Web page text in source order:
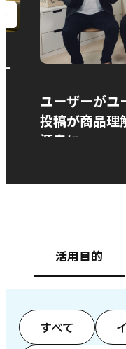
ユーザーがユ
投稿が商品理
源泉に
活用目的
すべて